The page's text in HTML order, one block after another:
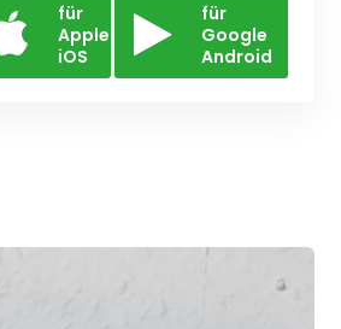
für
Apple
iOS
für
Google
Android